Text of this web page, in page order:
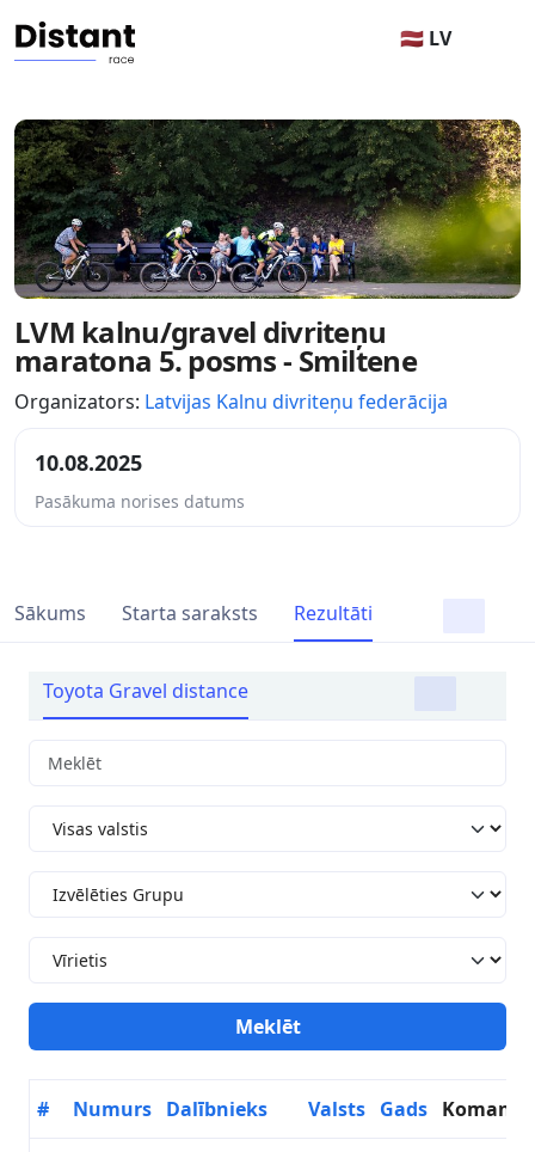
🇱🇻 LV
LVM kalnu/gravel divriteņu
maratona 5. posms - Smiltene
Organizators: Latvijas Kalnu divriteņu federācija
10.08.2025
Pasākuma norises datums
Sākums Starta saraksts Rezultāti
Toyota Gravel distance
# Numurs Dalībnieks Valsts Gads Komanda